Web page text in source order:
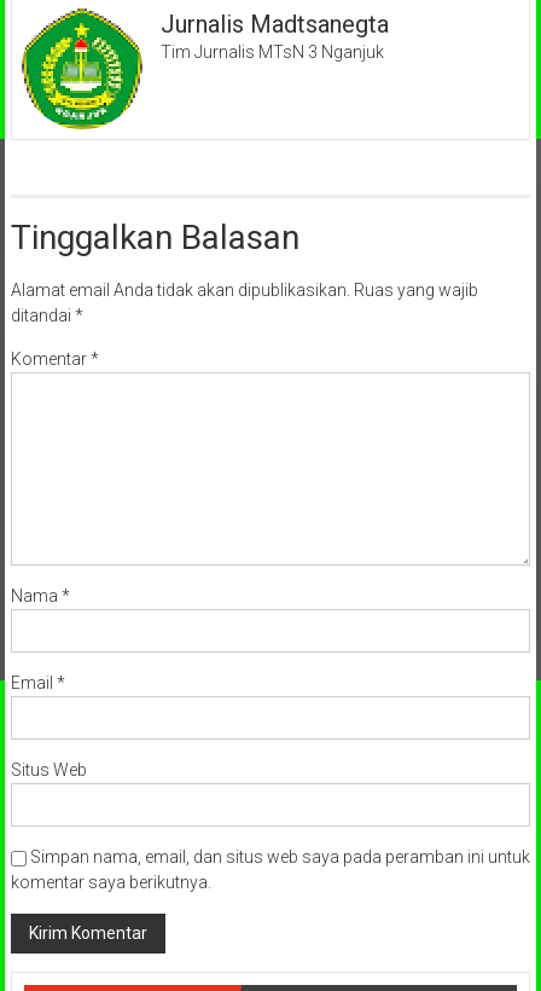
Jurnalis Madtsanegta
Tim Jurnalis MTsN 3 Nganjuk
Tinggalkan Balasan
Alamat email Anda tidak akan dipublikasikan. Ruas yang wajib
ditandai *
Komentar*
Nama *
Email *
Situs Web
Simpan nama, email, dan situs web saya pada peramban ini untuk
komentar saya berikutnya.